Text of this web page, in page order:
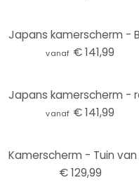
vanaf € 141,99
vanaf € 141,99
€ 129,99